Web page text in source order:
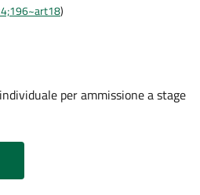
)
per ammissione a stage